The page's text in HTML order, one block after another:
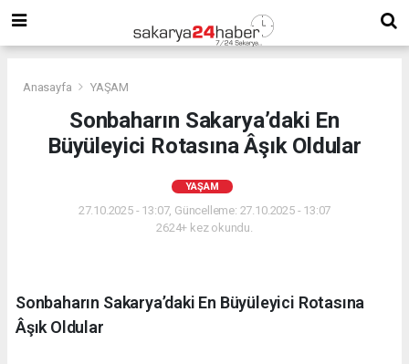
Anasayfa YAŞAM
Sonbaharın Sakarya’daki En
Büyüleyici Rotasına Âşık Oldular
YAŞAM
27.10.2025 - 13:07, Güncelleme: 27.10.2025 - 13:07
2624+ kez okundu.
Sonbaharın Sakarya’daki En Büyüleyici Rotasına
Âşık Oldular